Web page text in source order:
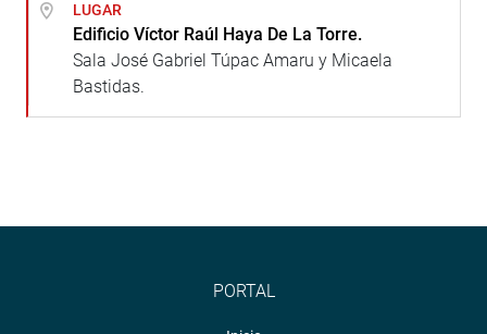
LUGAR
Edificio Víctor Raúl Haya De La Torre.
Sala José Gabriel Túpac Amaru y Micaela
Bastidas.
PORTAL